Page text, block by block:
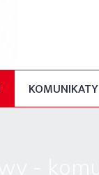
KOMUNIKATY